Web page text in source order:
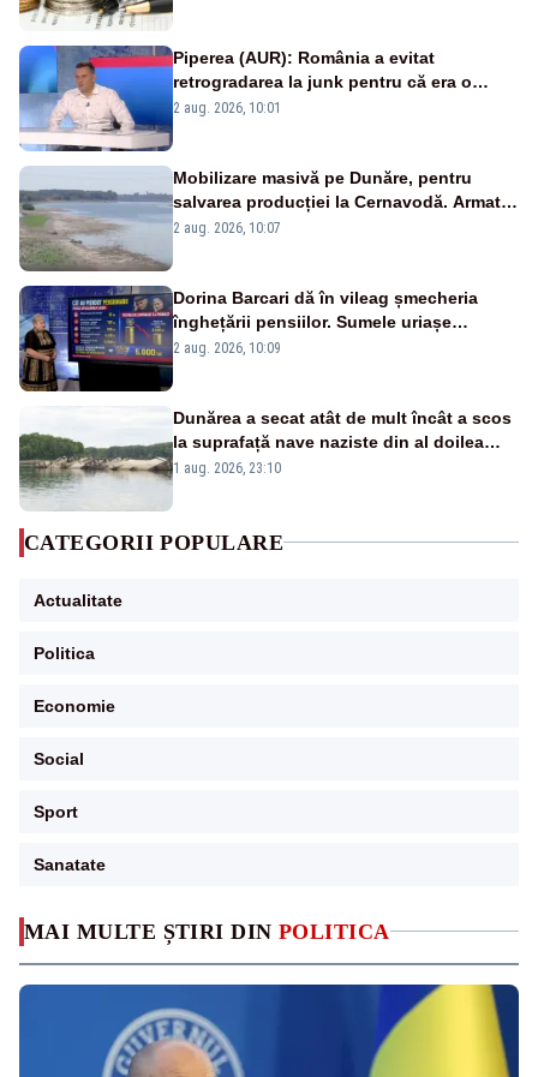
MAI MULTE ȘTIRI DIN POLITICA
Piperea (AUR): România a evitat
retrogradarea la junk pentru că era o
catastrofă pentru bănci și fondurile de
2 aug. 2026, 10:01
Mobilizare masivă pe Dunăre, pentru
salvarea producției la Cernavodă. Armata
va detona o stâncă și va devia apa
2 aug. 2026, 10:07
Dorina Barcari dă în vileag șmecheria
înghețării pensiilor. Sumele uriașe
pierdute de fiecare român
2 aug. 2026, 10:09
Dunărea a secat atât de mult încât a scos
la suprafață nave naziste din al doilea
război mondial
1 aug. 2026, 23:10
CATEGORII POPULARE
Actualitate
Politica
Economie
Social
Sport
Sanatate